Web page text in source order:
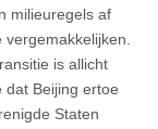
milieuregels af
is allicht
dat Beijing ertoe
Staten